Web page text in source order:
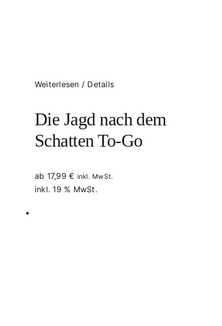
Weiterlesen / Details
Die Jagd nach dem
Schatten To-Go
ab 17,99€ inkl. MwSt.
inkl. 19 % MwSt.